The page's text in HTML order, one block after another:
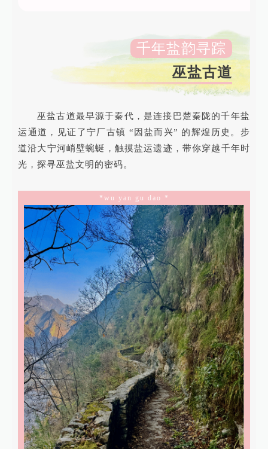
千年盐韵寻踪
巫盐古道
巫盐古道最早源于秦代，是连接巴楚秦陇的千年盐
运通道，见证了宁厂古镇 “因盐而兴” 的辉煌历史。步
道沿大宁河峭壁蜿蜒，触摸盐运遗迹，带你穿越千年时
光，探寻巫盐文明的密码。
*wu yan gu dao *